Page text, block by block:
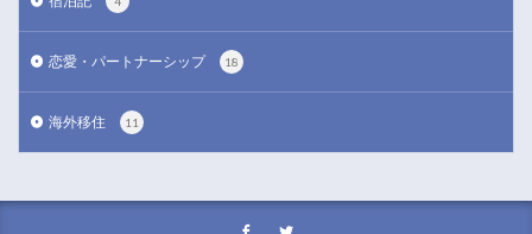
恋愛・パートナーシップ 18
海外移住 11